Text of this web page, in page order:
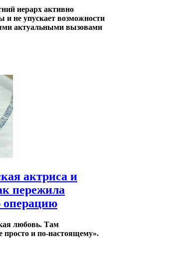
иерарх активно
и не упускает возможности
актуальными вызовами
актриса и
пережила
операцию
любовь. Там
просто и по-настоящему».